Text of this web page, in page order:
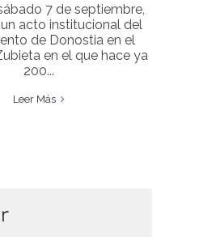
7 de septiembre,
acto institucional del
de Donostia en el
en el que hace ya
200...
Leer Más